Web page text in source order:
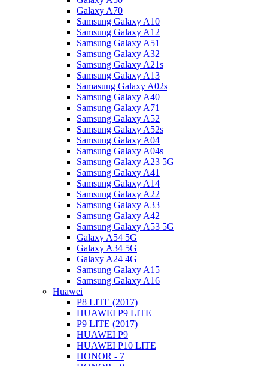
Galaxy A70
Samsung Galaxy A10
Samsung Galaxy A12
Samsung Galaxy A51
Samsung Galaxy A32
Samsung Galaxy A21s
Samsung Galaxy A13
Samasung Galaxy A02s
Samsung Galaxy A40
Samsung Galaxy A71
Samsung Galaxy A52
Samsung Galaxy A52s
Samsung Galaxy A04
Samsung Galaxy A04s
Samsung Galaxy A23 5G
Samsung Galaxy A41
Samsung Galaxy A14
Samsung Galaxy A22
Samsung Galaxy A33
Samsung Galaxy A42
Samsung Galaxy A53 5G
Galaxy A54 5G
Galaxy A34 5G
Galaxy A24 4G
Samsung Galaxy A15
Samsung Galaxy A16
Huawei
P8 LITE (2017)
HUAWEI P9 LITE
P9 LITE (2017)
HUAWEI P9
HUAWEI P10 LITE
HONOR - 7